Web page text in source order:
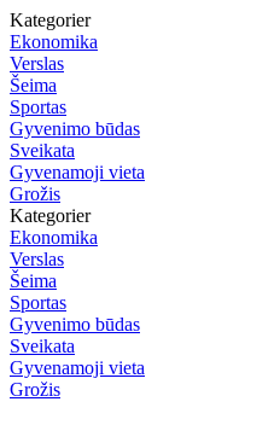
Kategorier
Ekonomika
Verslas
Šeima
Sportas
Gyvenimo būdas
Sveikata
Gyvenamoji vieta
Grožis
Kategorier
Ekonomika
Verslas
Šeima
Sportas
Gyvenimo būdas
Sveikata
Gyvenamoji vieta
Grožis